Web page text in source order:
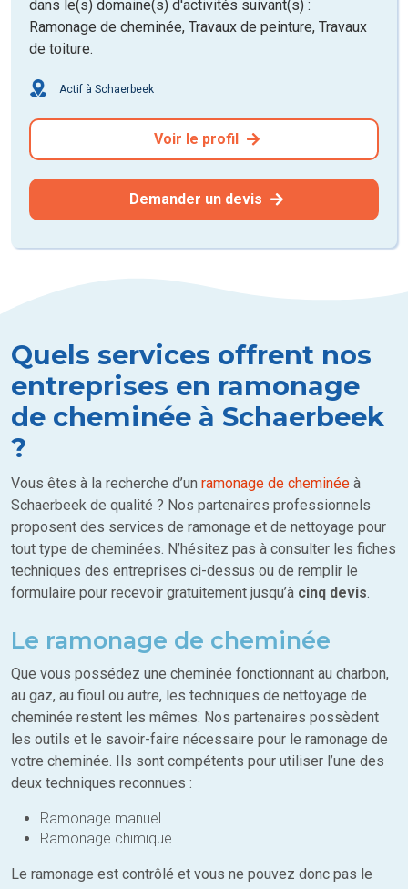
dans le(s) domaine(s) d'activités suivant(s) :
Ramonage de cheminée, Travaux de peinture, Travaux
de toiture.
Actif à Schaerbeek
Voir le profil
Demander un devis
Quels services offrent nos
entreprises en ramonage
de cheminée à Schaerbeek
?
Vous êtes à la recherche d’un ramonage de cheminée à
Schaerbeek de qualité ? Nos partenaires professionnels
proposent des services de ramonage et de nettoyage pour
tout type de cheminées. N’hésitez pas à consulter les fiches
techniques des entreprises ci-dessus ou de remplir le
formulaire pour recevoir gratuitement jusqu’à cinq devis.
Le ramonage de cheminée
Que vous possédez une cheminée fonctionnant au charbon,
au gaz, au fioul ou autre, les techniques de nettoyage de
cheminée restent les mêmes. Nos partenaires possèdent
les outils et le savoir-faire nécessaire pour le ramonage de
votre cheminée. Ils sont compétents pour utiliser l’une des
deux techniques reconnues :
Ramonage manuel
Ramonage chimique
Le ramonage est contrôlé et vous ne pouvez donc pas le